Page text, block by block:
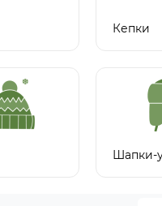
Кепки
Шапки-